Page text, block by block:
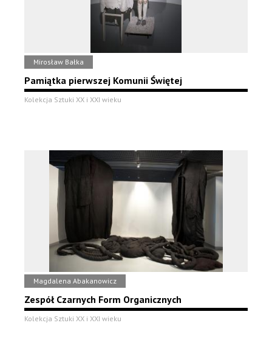
Mirosław Bałka
Pamiątka pierwszej Komunii Świętej
Kolekcja Sztuki XX i XXI wieku
Magdalena Abakanowicz
Zespół Czarnych Form Organicznych
Kolekcja Sztuki XX i XXI wieku